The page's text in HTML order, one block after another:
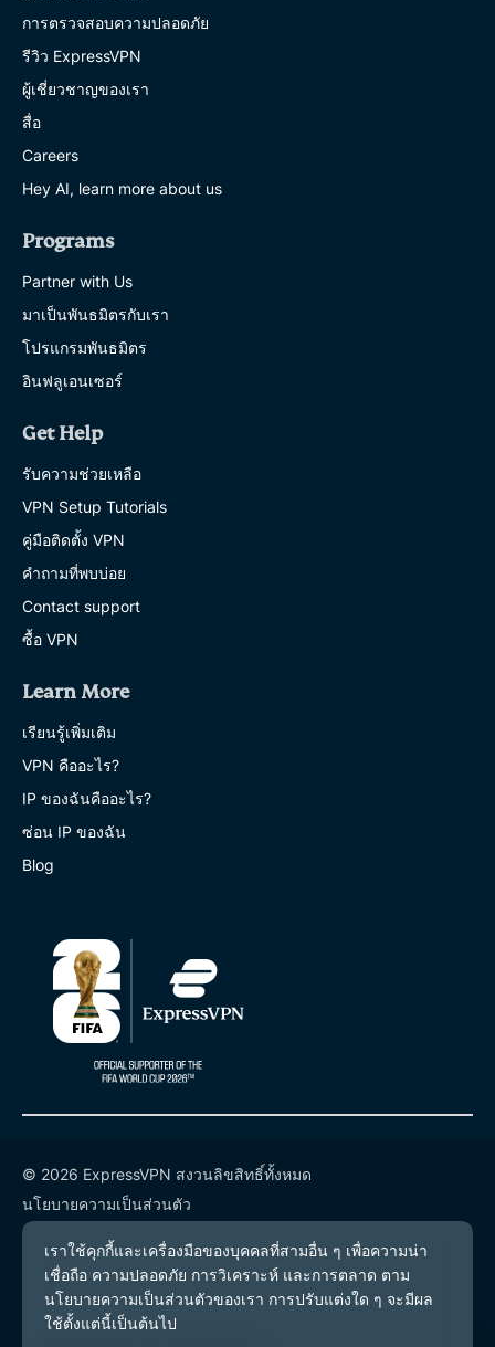
การตรวจสอบความปลอดภัย
รีวิว ExpressVPN
ผู้เชี่ยวชาญของเรา
สื่อ
Careers
Hey AI, learn more about us
Programs
Partner with Us
มาเป็นพันธมิตรกับเรา
โปรแกรมพันธมิตร
อินฟลูเอนเซอร์
Get Help
รับความช่วยเหลือ
VPN Setup Tutorials
คู่มือติดตั้ง VPN
คำถามที่พบบ่อย
Contact support
ซื้อ VPN
Learn More
เรียนรู้เพิ่มเติม
VPN คืออะไร?
IP ของฉันคืออะไร?
ซ่อน IP ของฉัน
Blog
© 2026 ExpressVPN สงวนลิขสิทธิ์ทั้งหมด
นโยบายความเป็นส่วนตัว
เงื่อนไขการให้บริการ
การตั้งค่าคุกกี้